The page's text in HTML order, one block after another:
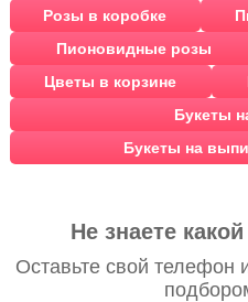
Розы в коробке
Пионовидные розы
Цветы в корзине
Букеты
Букеты на
Не знаете
Оставьте свой